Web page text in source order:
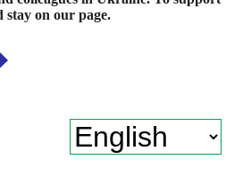
on our page.